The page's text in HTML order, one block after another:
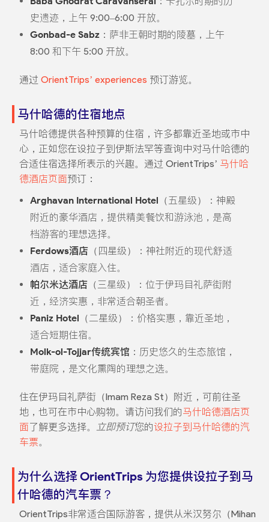
史遗迹，上午 9:00–6:00 开放。
Gonbad-e Sabz ：萨非王朝时期的陵墓，上午
8:00 和下午 5:00 开放。
通过 OrientTrips’ experiences 预订游览。
马什哈德的住宿地点
马什哈德提供各种预算的住宿，许多都靠近圣地或市中
心，正如您在设拉子到伊斯法罕等查询中对马什哈德的
合适住宿选择所表示的兴趣。通过 OrientTrips’ 马什哈
德酒店页面预订：
Arghavan International Hotel （五星级）：神殿
附近的豪华酒店，提供精美餐饮和游泳池，是高
档游客的理想选择。
Ferdows酒店（四星级）：神社附近的现代舒适
酒店，适合家庭入住。
帕尔米达酒店（三星级）：位于伊玛目礼萨街附
近，经济实惠，非常适合朝圣者。
Paniz Hotel （二星级）：价格实惠，靠近圣地，
适合短期住宿。
Molk-ol-Tojjar传统宾馆 ：历史悠久的生态旅馆，
带庭院，是文化熏陶的理想之选。
住在伊玛目礼萨街（Imam Reza St）附近，可前往圣
地，也可在市中心购物。请访问我们的马什哈德酒店页
面了解更多选择。 立即预订您的设拉子到马什哈德的汽
车票。
为什么选择 OrientTrips 为您提供设拉子到马
什哈德的汽车票？
OrientTrips非常适合国际游客，提供从米汉努尔（Mihan